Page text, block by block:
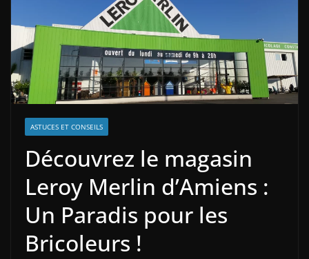
ASTUCES ET CONSEILS
Découvrez le magasin
Leroy Merlin d’Amiens :
Un Paradis pour les
Bricoleurs !